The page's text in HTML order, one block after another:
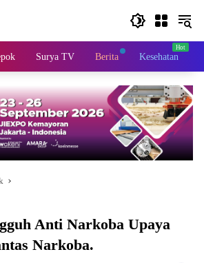
Surya TV Berita Kesehatan
Anti Narkoba Upaya
Narkoba.